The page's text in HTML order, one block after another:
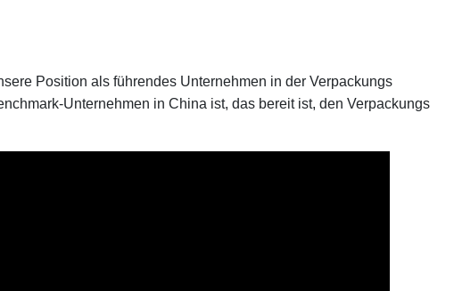
Position als führendes Unternehmen in der Verpackungs
Unternehmen in China ist, das bereit ist, den Verpackungs